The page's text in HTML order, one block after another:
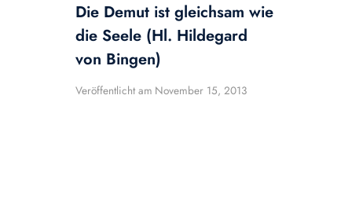
Die Demut ist gleichsam wie
die Seele (Hl. Hildegard
von Bingen)
Veröffentlicht am November 15, 2013